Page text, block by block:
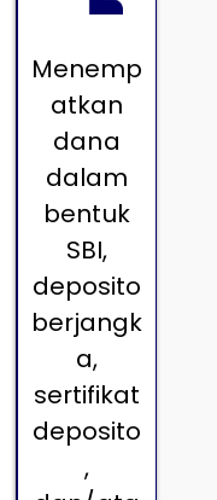
Menemp
atkan
dana
dalam
bentuk
SBI,
deposito
berjangk
a,
sertifikat
deposito
,